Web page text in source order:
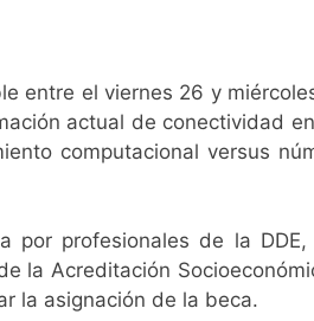
entre el viernes 26 y
actual de conectividad
computacional versus
por profesionales de la
la Acreditación
la asignación de la beca.